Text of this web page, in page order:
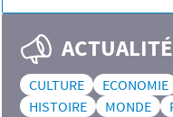
CULTURE ECONOMIE
HISTOIRE
MONDE